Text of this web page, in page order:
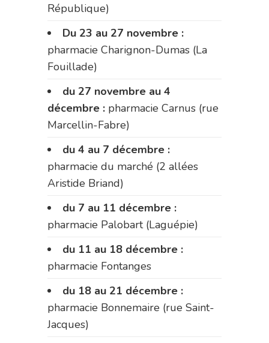
République)
Du 23 au 27 novembre :
pharmacie Charignon-Dumas (La
Fouillade)
du 27 novembre au 4
décembre : pharmacie Carnus (rue
Marcellin-Fabre)
du 4 au 7 décembre :
pharmacie du marché (2 allées
Aristide Briand)
du 7 au 11 décembre :
pharmacie Palobart (Laguépie)
du 11 au 18 décembre :
pharmacie Fontanges
du 18 au 21 décembre :
pharmacie Bonnemaire (rue Saint-
Jacques)